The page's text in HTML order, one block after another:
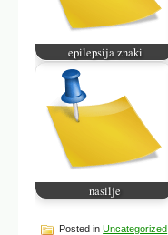
epilepsija znaki
nasilje
Posted inUncategorized